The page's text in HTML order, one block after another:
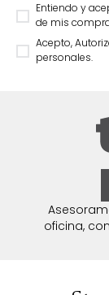
Entiendo y
de mis
Acepto,
personales.
oficina,